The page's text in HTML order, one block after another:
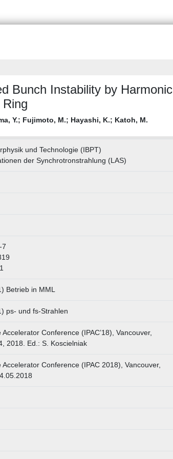
Bunch Instability by Harmonic
Y.; Fujimoto, M.; Hayashi, K.; Katoh, M.
und Technologie (IBPT)
der Synchrotronstrahlung (LAS)
7
Betrieb in MML
ps- und fs-Strahlen
Conference (IPAC’18), Vancouver,
2018. Ed.: S. Koscielniak
Conference (IPAC 2018), Vancouver,